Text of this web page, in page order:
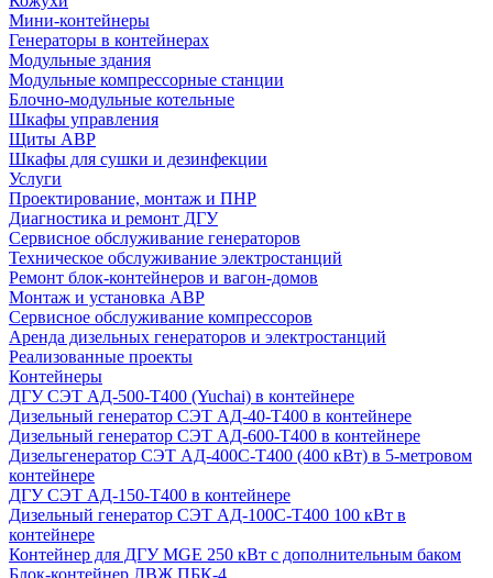
Мини-контейнеры
Генераторы в контейнерах
Модульные здания
Модульные компрессорные станции
Блочно-модульные котельные
Шкафы управления
Щиты АВР
Шкафы для сушки и дезинфекции
Услуги
Проектирование, монтаж и ПНР
Диагностика и ремонт ДГУ
Сервисное обслуживание генераторов
Техническое обслуживание электростанций
Ремонт блок-контейнеров и вагон-домов
Монтаж и установка АВР
Сервисное обслуживание компрессоров
Аренда дизельных генераторов и электростанций
Реализованные проекты
Контейнеры
ДГУ СЭТ АД-500-Т400 (Yuchai) в контейнере
Дизельный генератор СЭТ АД-40-Т400 в контейнере
Дизельный генератор СЭТ АД-600-Т400 в контейнере
Дизельгенератор СЭТ АД-400С-Т400 (400 кВт) в 5-метровом
контейнере
ДГУ СЭТ АД-150-Т400 в контейнере
Дизельный генератор СЭТ АД-100С-Т400 100 кВт в
контейнере
Контейнер для ДГУ MGE 250 кВт с дополнительным баком
Блок-контейнер ЛВЖ ПБК-4